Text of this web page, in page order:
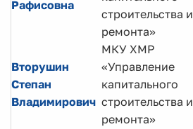
Рафисовна
строительства и
ремонта»
Вторушин
Степан
Владимирович
МКУ ХМР
«Управление
капитального
строительства и
ремонта»